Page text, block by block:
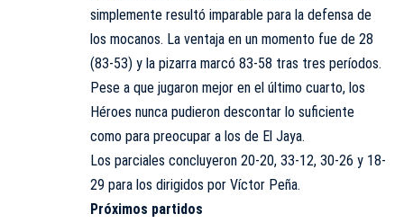
simplemente resultó imparable para la defensa de
los mocanos. La ventaja en un momento fue de 28
(83-53) y la pizarra marcó 83-58 tras tres períodos.
Pese a que jugaron mejor en el último cuarto, los
Héroes nunca pudieron descontar lo suficiente
como para preocupar a los de El Jaya.
Los parciales concluyeron 20-20, 33-12, 30-26 y 18-
29 para los dirigidos por Víctor Peña.
Próximos partidos